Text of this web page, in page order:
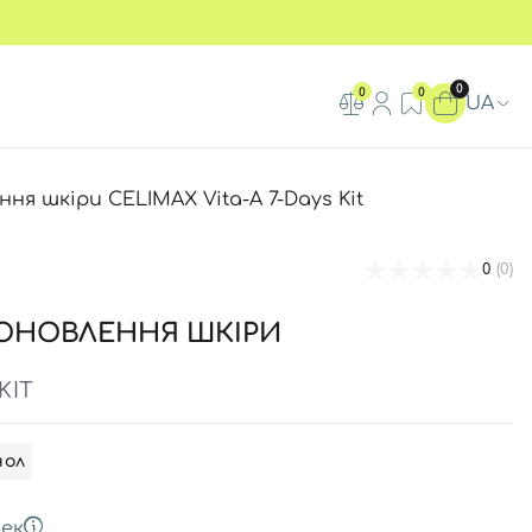
0 0 0
UA
шкіри CELIMAX Vita-A 7-Days Kit
0 (0)
ШКІРИ